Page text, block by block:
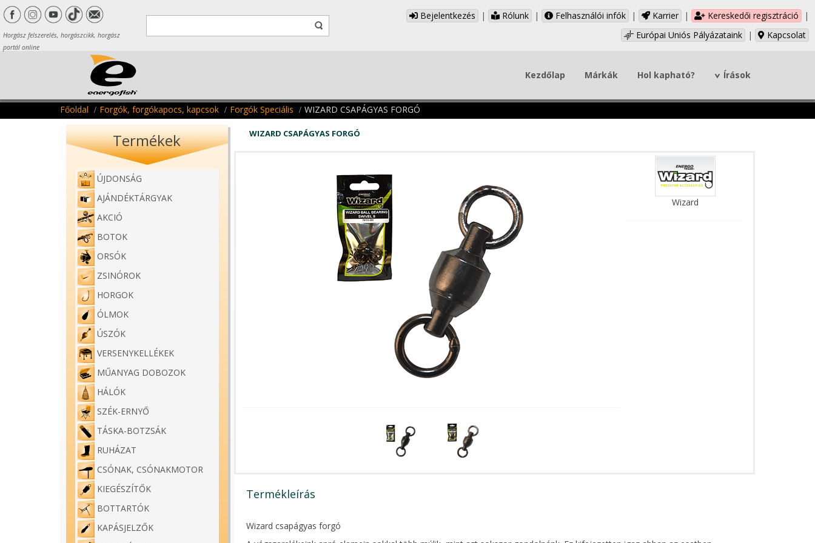
Horgász felszerelés, horgászcikk, horgász
portál online
Bejelentkezés | Rólunk | Felhasználói infók | Karrier | Kereskedői regisztráció
|
Európai Uniós Pályázataink
| Kapcsolat
Kezdőlap Márkák Hol kapható? Írások
Főoldal Forgók, forgókapocs, kapcsok Forgók Speciális WIZARD CSAPÁGYAS FORGÓ
Termékek
ÚJDONSÁG
AJÁNDÉKTÁRGYAK
AKCIÓ
BOTOK
ORSÓK
ZSINÓROK
HORGOK
ÓLMOK
ÚSZÓK
VERSENYKELLÉKEK
MŰANYAG DOBOZOK
HÁLÓK
SZÉK-ERNYŐ
TÁSKA-BOTZSÁK
RUHÁZAT
CSÓNAK, CSÓNAKMOTOR
KIEGÉSZÍTŐK
BOTTARTÓK
KAPÁSJELZŐK
WIZARD CSAPÁGYAS FORGÓ
Wizard
Termékleírás
Wizard csapágyas forgó